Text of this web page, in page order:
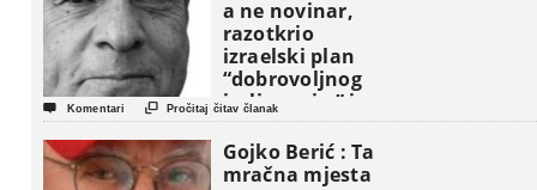
a ne novinar,
razotkrio
izraelski plan
“dobrovoljnog
iseljavanja ” iz
Gaze
 Komentari  Pročitaj čitav članak
Gojko Berić : Ta
mračna mjesta